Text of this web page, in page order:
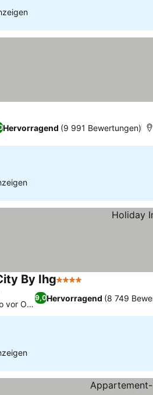
Hervorragend (9 991 Bewertungen)
By Ihg4 Sterne
9,0Hervorragend (8 749
vor Ort